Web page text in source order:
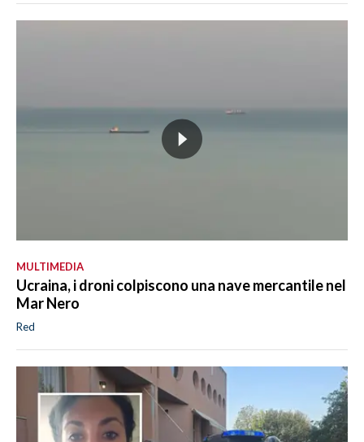
MULTIMEDIA
Ucraina, i droni colpiscono una nave mercantile nel
Mar Nero
Red